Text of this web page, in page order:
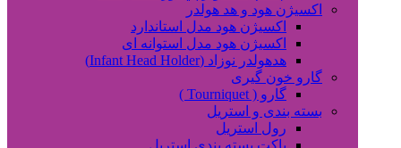
اکسیژن هود و هد هولدر
اکسیژن هود مدل استاندارد
اکسیژن هود مدل استوانه ای
هدهولدر نوزاد (Infant Head Holder)
گارو خون گیری
گارو ( Tourniquet )
بسته بندی و استریل
رول استریل
پاکت بسته بندی استریل